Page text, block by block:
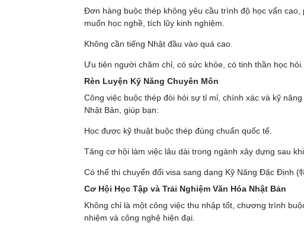
Đơn hàng buộc thép không yêu cầu trình độ học vấn
muốn học nghề, tích lũy kinh nghiệm.
Không cần tiếng Nhật đầu vào quá cao.
Ưu tiên người chăm chỉ, có sức khỏe, có tinh thần học hỏi.
Rèn Luyện Kỹ Năng Chuyên Môn
Công việc buộc thép đòi hỏi sự tỉ mỉ, chính xác và kỹ
Nhật Bản, giúp bạn:
Học được kỹ thuật buộc thép đúng chuẩn quốc tế.
Tăng cơ hội làm việc lâu dài trong ngành xây dựng sau
Có thể thi chuyển đổi visa sang dạng Kỹ Năng Đặc Định (
Cơ Hội Học Tập và Trải Nghiệm Văn Hóa Nhật Bản
Không chỉ là một công việc thu nhập tốt, chương trình
nhiệm và công nghệ hiện đại.